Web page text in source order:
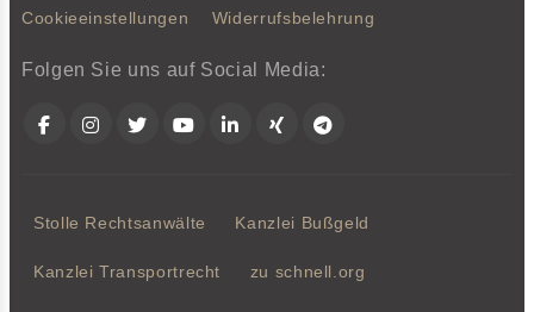
Cookieeinstellungen
Widerrufsbelehrung
Folgen Sie uns auf Social Media:
Stolle Rechtsanwälte Kanzlei Bußgeld
Kanzlei Transportrecht zu schnell.org